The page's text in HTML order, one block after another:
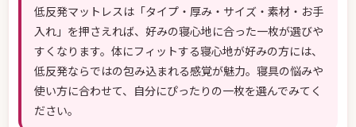
低反発マットレスは「タイプ・厚み・サイズ・素材・お手
入れ」を押さえれば、好みの寝心地に合った一枚が選びや
すくなります。体にフィットする寝心地が好みの方には、
低反発ならではの包み込まれる感覚が魅力。寝具の悩みや
使い方に合わせて、自分にぴったりの一枚を選んでみてく
ださい。